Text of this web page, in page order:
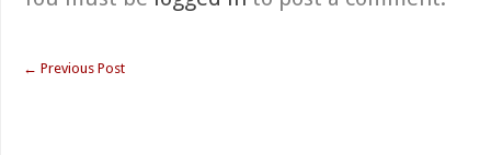
← Previous Post